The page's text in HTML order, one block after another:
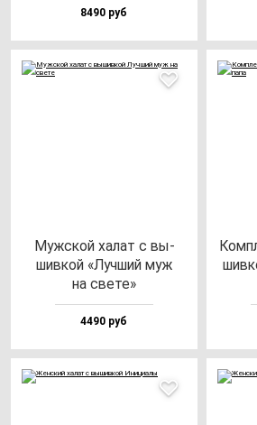
8490 руб
Муж­ской ха­лат с вы­
шив­кой «Луч­ший муж
на све­те»
4490 руб